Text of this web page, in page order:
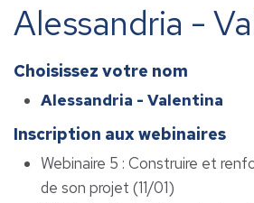
Alessandria -
Choisissez votre nom
Alessandria - Valentina
Inscription aux webinaires
Webinaire 5 : Construire et
de son projet (11/01)